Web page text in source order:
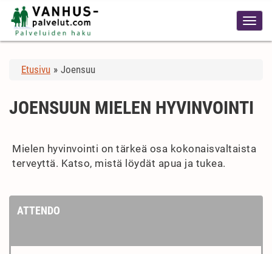
Etusivu » Joensuu
JOENSUUN MIELEN HYVINVOINTI
Mielen hyvinvointi on tärkeä osa kokonaisvaltaista
terveyttä. Katso, mistä löydät apua ja tukea.
ATTENDO